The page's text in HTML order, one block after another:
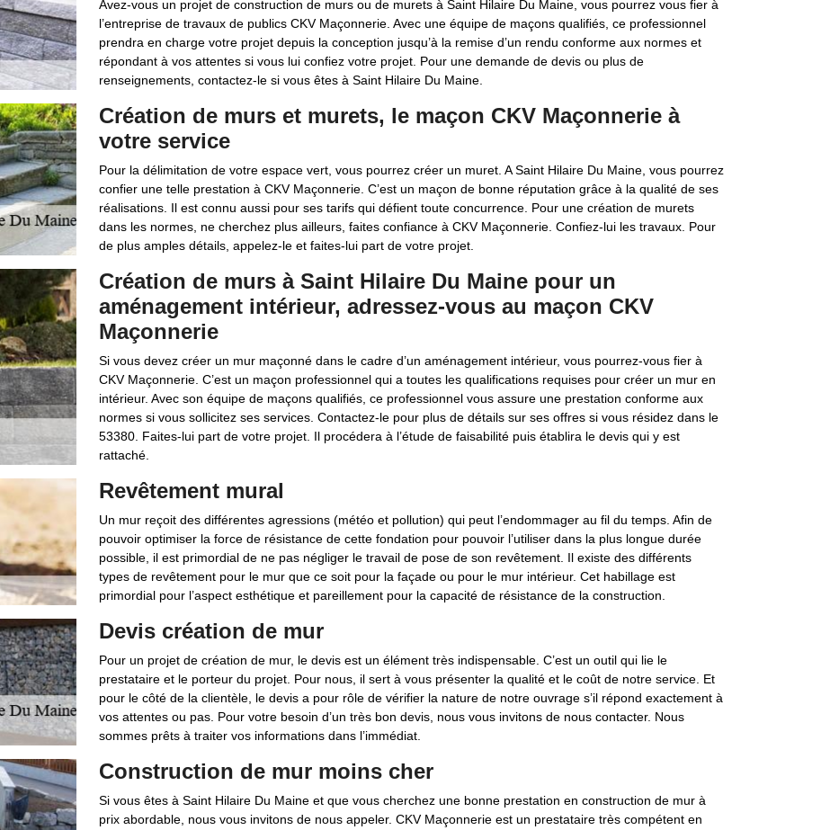
Avez-vous un projet de construction de murs ou de murets à Saint Hilaire Du Maine, vous pourrez vous fier à
l’entreprise de travaux de publics CKV Maçonnerie. Avec une équipe de maçons qualifiés, ce professionnel
prendra en charge votre projet depuis la conception jusqu’à la remise d’un rendu conforme aux normes et
répondant à vos attentes si vous lui confiez votre projet. Pour une demande de devis ou plus de
renseignements, contactez-le si vous êtes à Saint Hilaire Du Maine.
Création de murs et murets, le maçon CKV Maçonnerie à
votre service
Pour la délimitation de votre espace vert, vous pourrez créer un muret. A Saint Hilaire Du Maine, vous pourrez
confier une telle prestation à CKV Maçonnerie. C’est un maçon de bonne réputation grâce à la qualité de ses
réalisations. Il est connu aussi pour ses tarifs qui défient toute concurrence. Pour une création de murets
dans les normes, ne cherchez plus ailleurs, faites confiance à CKV Maçonnerie. Confiez-lui les travaux. Pour
de plus amples détails, appelez-le et faites-lui part de votre projet.
Création de murs à Saint Hilaire Du Maine pour un
aménagement intérieur, adressez-vous au maçon CKV
Maçonnerie
Si vous devez créer un mur maçonné dans le cadre d’un aménagement intérieur, vous pourrez-vous fier à
CKV Maçonnerie. C’est un maçon professionnel qui a toutes les qualifications requises pour créer un mur en
intérieur. Avec son équipe de maçons qualifiés, ce professionnel vous assure une prestation conforme aux
normes si vous sollicitez ses services. Contactez-le pour plus de détails sur ses offres si vous résidez dans le
53380. Faites-lui part de votre projet. Il procédera à l’étude de faisabilité puis établira le devis qui y est
rattaché.
Revêtement mural
Un mur reçoit des différentes agressions (météo et pollution) qui peut l’endommager au fil du temps. Afin de
pouvoir optimiser la force de résistance de cette fondation pour pouvoir l’utiliser dans la plus longue durée
possible, il est primordial de ne pas négliger le travail de pose de son revêtement. Il existe des différents
types de revêtement pour le mur que ce soit pour la façade ou pour le mur intérieur. Cet habillage est
primordial pour l’aspect esthétique et pareillement pour la capacité de résistance de la construction.
Devis création de mur
Pour un projet de création de mur, le devis est un élément très indispensable. C’est un outil qui lie le
prestataire et le porteur du projet. Pour nous, il sert à vous présenter la qualité et le coût de notre service. Et
pour le côté de la clientèle, le devis a pour rôle de vérifier la nature de notre ouvrage s’il répond exactement à
vos attentes ou pas. Pour votre besoin d’un très bon devis, nous vous invitons de nous contacter. Nous
sommes prêts à traiter vos informations dans l’immédiat.
Construction de mur moins cher
Si vous êtes à Saint Hilaire Du Maine et que vous cherchez une bonne prestation en construction de mur à
prix abordable, nous vous invitons de nous appeler. CKV Maçonnerie est un prestataire très compétent en